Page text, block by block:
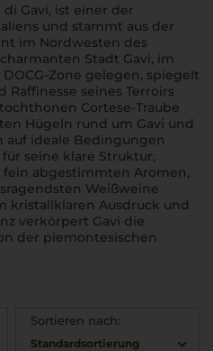
di Gavi, ist einer der
und stammt aus der
im Nordwesten des
Stadt Gavi, im
Zone gelegen, spiegelt
Raffinesse seines Terroirs
Cortese-Traube
Hügeln rund um Gavi und
auf ideale Bedingungen
seine klare Struktur,
abgestimmten Aromen,
Weißweine
kristallklaren Ausdruck und
verkörpert Gavi die
der piemontesischen
Sortieren nach:
Standardsortierung